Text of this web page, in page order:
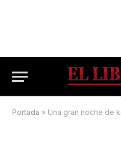
Portada » Una gran noche de